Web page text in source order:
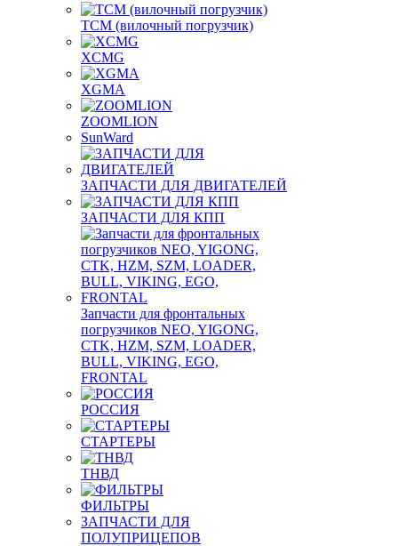
TCM (вилочный погрузчик)
XCMG
XGMA
ZOOMLION
SunWard
ЗАПЧАСТИ ДЛЯ ДВИГАТЕЛЕЙ
ЗАПЧАСТИ ДЛЯ КПП
Запчасти для фронтальных
погрузчиков NEO, YIGONG,
CTK, HZM, SZM, LOADER,
BULL, VIKING, EGO,
FRONTAL
РОССИЯ
СТАРТЕРЫ
ТНВД
ФИЛЬТРЫ
ЗАПЧАСТИ ДЛЯ
ПОЛУПРИЦЕПОВ